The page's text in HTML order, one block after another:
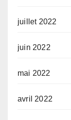
juillet 2022
juin 2022
mai 2022
avril 2022